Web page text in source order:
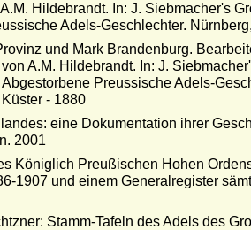
Hildebrandt. In: J. Siebmacher's
Adels-Geschlechter.
und Mark Brandenburg.
A.M. Hildebrandt. In: J.
Preussische Adels-
- 1880
eine Dokumentation ihrer
2001
Königlich Preußischen Hohen
1907 und einem Generalregister
Stamm-Tafeln des Adels des